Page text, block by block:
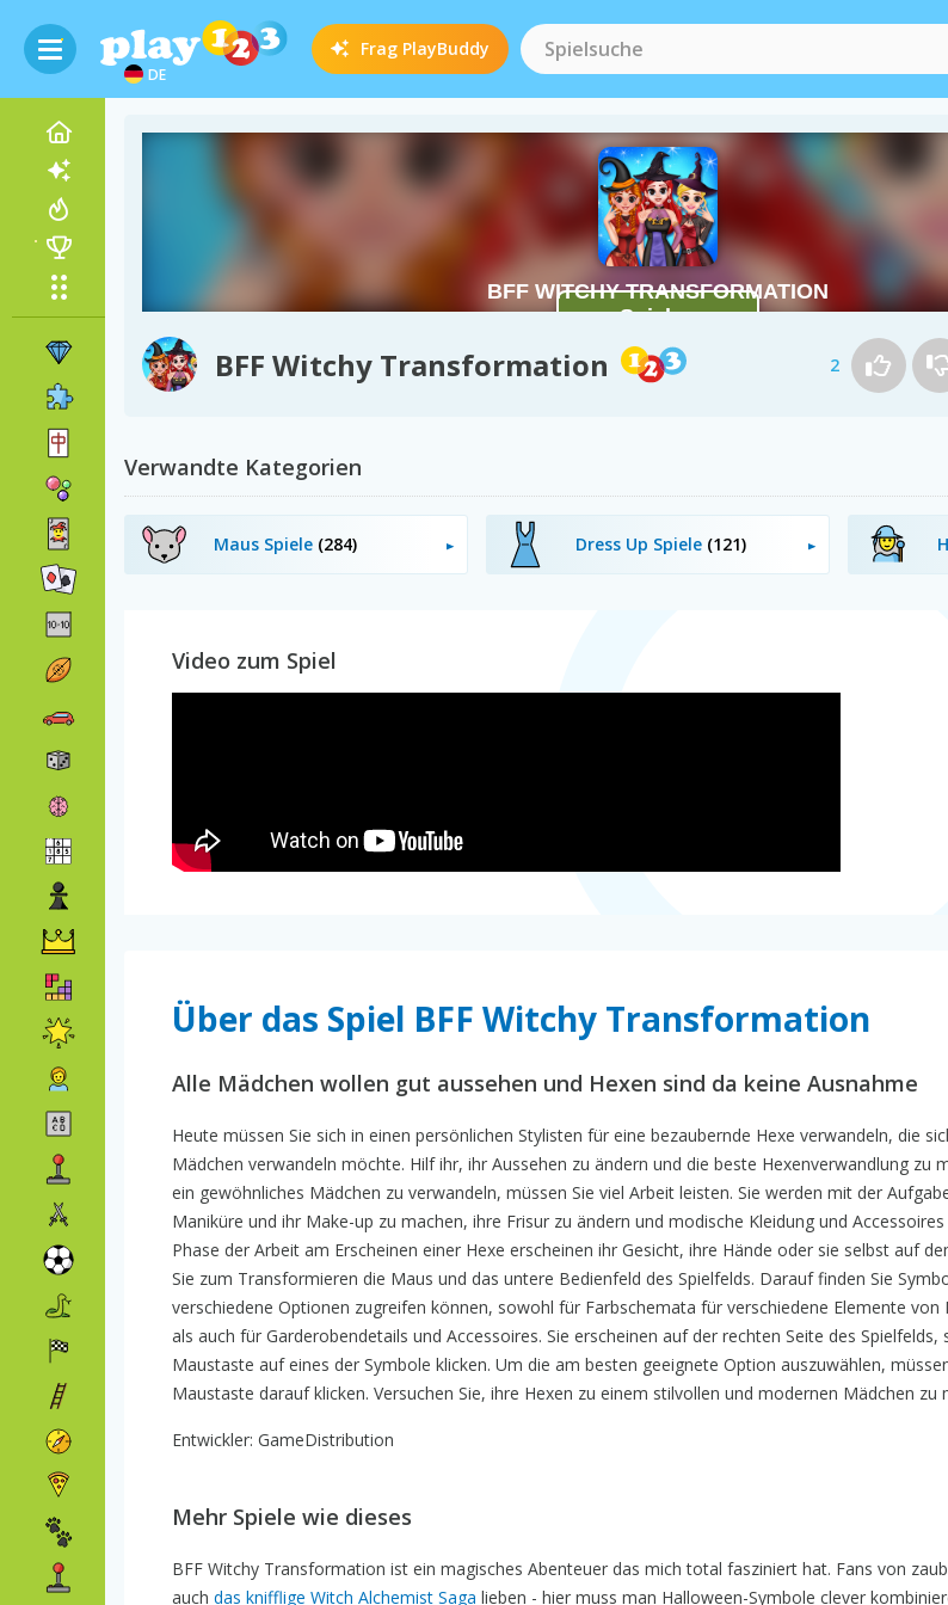
DE
Frag PlayBuddy
BFF Witchy Transformation 2
Verwandte Kategorien
Maus Spiele (284) Dress Up Spiele (121)
Video zum Spiel
Über das Spiel BFF Witchy Transformation
Alle Mädchen wollen gut aussehen und Hexen sind da keine Ausnahme
Heute müssen Sie sich in einen persönlichen Stylisten für eine bezaubernde Hexe verwandeln, die
Mädchen verwandeln möchte. Hilf ihr, ihr Aussehen zu ändern und die beste Hexenverwandlung zu
ein gewöhnliches Mädchen zu verwandeln, müssen Sie viel Arbeit leisten. Sie werden mit der
Maniküre und ihr Make-up zu machen, ihre Frisur zu ändern und modische Kleidung und
Phase der Arbeit am Erscheinen einer Hexe erscheinen ihr Gesicht, ihre Hände oder sie selbst auf
Sie zum Transformieren die Maus und das untere Bedienfeld des Spielfelds. Darauf finden Sie
verschiedene Optionen zugreifen können, sowohl für Farbschemata für verschiedene Elemente von
als auch für Garderobendetails und Accessoires. Sie erscheinen auf der rechten Seite des Spielfelds,
Maustaste auf eines der Symbole klicken. Um die am besten geeignete Option auszuwählen,
Maustaste darauf klicken. Versuchen Sie, ihre Hexen zu einem stilvollen und modernen Mädchen zu
Entwickler: GameDistribution
Mehr Spiele wie dieses
BFF Witchy Transformation ist ein magisches Abenteuer das mich total fasziniert hat. Fans von
auch das knifflige Witch Alchemist Saga lieben - hier muss man Halloween-Symbole clever